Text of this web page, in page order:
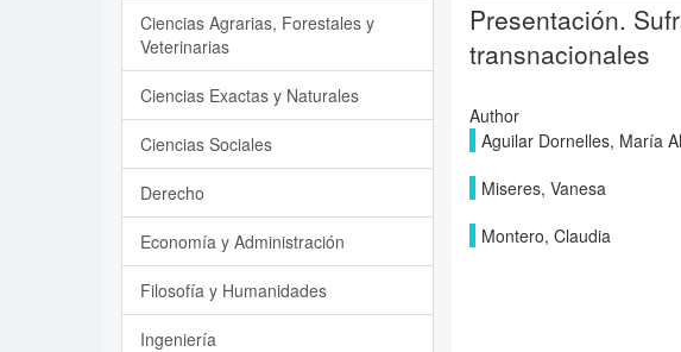
Presentación.
transnacionales
Author
Aguilar Dornelles, María
Miseres, Vanesa
Montero, Claudia
Ciencias Agrarias, Forestales y
Veterinarias
Ciencias Exactas y Naturales
Ciencias Sociales
Derecho
Economía y Administración
Filosofía y Humanidades
Ingeniería